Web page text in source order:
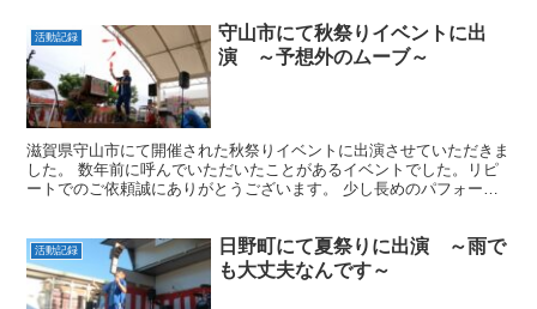
活動記録
守山市にて秋祭りイベントに出
演 ～予想外のムーブ～
滋賀県守山市にて開催された秋祭りイベントに出演させていただきま
した。 数年前に呼んでいただいたことがあるイベントでした。リピ
ートでのご依頼誠にありがとうございます。 少し長めのパフォーマ
活動記録
日野町にて夏祭りに出演 ～雨で
も大丈夫なんです～